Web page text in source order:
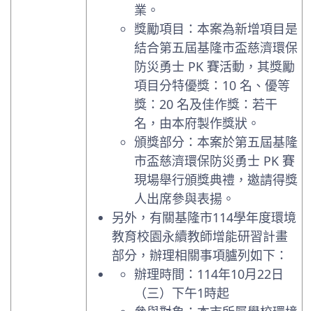
業。
獎勵項目：本案為新增項目是
結合第五屆基隆市盃慈濟環保
防災勇士 PK 賽活動，其獎勵
項目分特優獎：10 名、優等
獎：20 名及佳作獎：若干
名，由本府製作獎狀。
頒獎部分：本案於第五屆基隆
市盃慈濟環保防災勇士 PK 賽
現場舉行頒獎典禮，邀請得獎
人出席參與表揚。
另外，有關基隆市114學年度環境
教育校園永續教師增能研習計畫
部分，辦理相關事項臚列如下：
辦理時間：114年10月22日
（三）下午1時起